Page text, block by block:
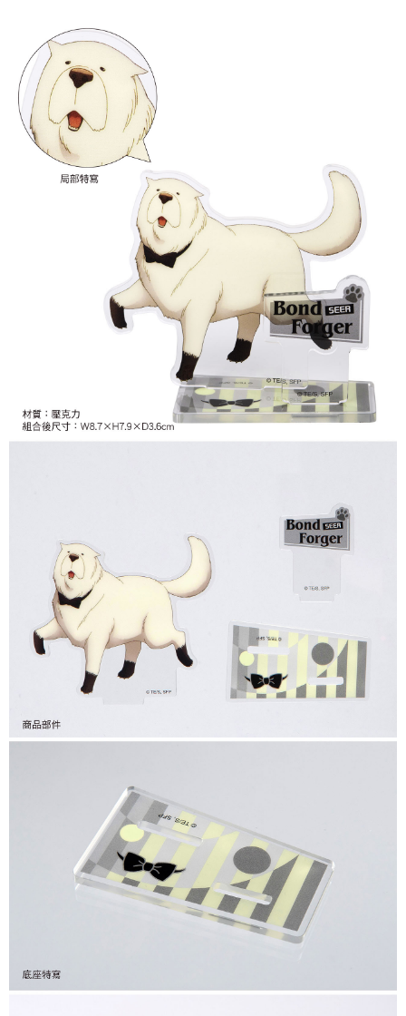
全家取貨付款
每筆NT$65，滿NT$1,300(含以上)免運費
付款後全家取貨
每筆NT$65，滿NT$1,300(含以上)免運費
(不開放使用，請勿選取）
每筆NT$65，滿NT$1,300(含以上)免運費
每筆NT$65，滿NT$1,300(含以上)免運費
每筆NT$100，滿NT$1,300(含以上)免運費
宅配-離島(澎湖/金門/馬祖)-木棉花樂園專用
每筆NT$220